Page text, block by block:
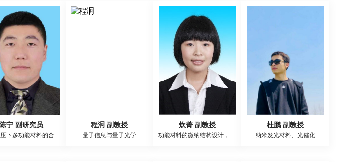
陈宁 副研究员
高温高压下多功能材料的合成与应用
程泂 副教授
量子信息与量子光学
炊菁 副教授
功能材料的微纳结构设计，缺陷调控等及其在光学，能源等器件中的应
杜鹏 副教授
纳米发光材料、光催化